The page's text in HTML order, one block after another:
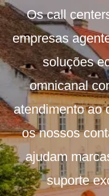
Os call
empresas
soluções
omnicanal
atendimento ao
os nossos
ajudam
suporte